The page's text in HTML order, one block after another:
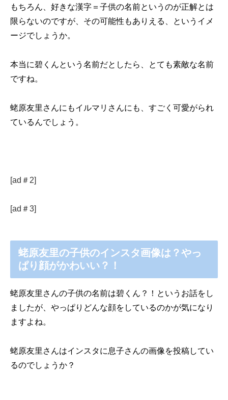
もちろん、好きな漢字＝子供の名前というのが正解とは
限らないのですが、その可能性もありえる、というイメ
ージでしょうか。
本当に碧くんという名前だとしたら、とても素敵な名前
ですね。
蛯原友里さんにもイルマリさんにも、すごく可愛がられ
ているんでしょう。
[ad＃2]
[ad＃3]
蛯原友里の子供のインスタ画像は？やっ
ぱり顔がかわいい？！
蛯原友里さんの子供の名前は碧くん？！というお話をし
ましたが、やっぱりどんな顔をしているのかが気になり
ますよね。
蛯原友里さんはインスタに息子さんの画像を投稿してい
るのでしょうか？